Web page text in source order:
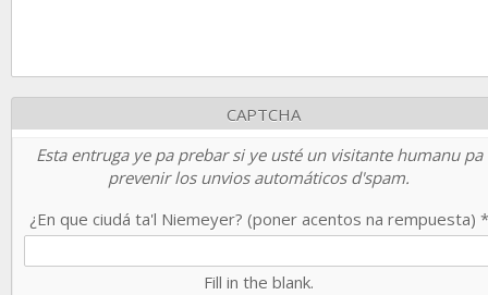
CAPTCHA
Esta entruga ye pa prebar si ye usté un visitante humanu pa
prevenir los unvios automáticos d'spam.
¿En que ciudá ta'l Niemeyer? (poner acentos na rempuesta) *
Fill in the blank.